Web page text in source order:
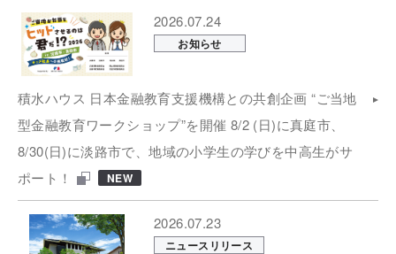
2026.07.24
お知らせ
積水ハウス 日本金融教育支援機構との共創企画 “ご当地
型金融教育ワークショップ”を開催 8/2 (日)に真庭市、
8/30(日)に淡路市で、地域の小学生の学びを中高生がサ
ポート！
NEW
2026.07.23
ニュースリリース